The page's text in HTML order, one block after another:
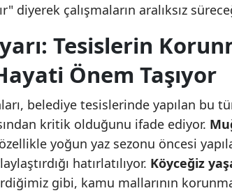
diyerek çalışmaların aralıksız
Tesislerin
Önem Taşıyor
belediye tesislerinde yapılan bu
kritik olduğunu ifade ediyor.
yoğun yaz sezonu öncesi
hatırlatılıyor. Köyceğiz
gibi, kamu mallarının